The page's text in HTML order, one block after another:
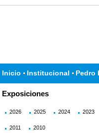
Inicio Institucional Pedro
Exposiciones
2026 2025 2024 2023
2011 2010